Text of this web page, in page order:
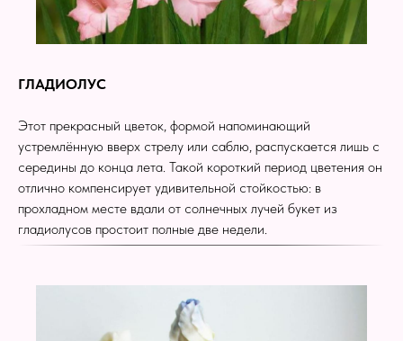
ГЛАДИОЛУС
Этот прекрасный цветок, формой напоминающий
устремлённую вверх стрелу или саблю, распускается лишь с
середины до конца лета. Такой короткий период цветения он
отлично компенсирует удивительной стойкостью: в
прохладном месте вдали от солнечных лучей букет из
гладиолусов простоит полные две недели.